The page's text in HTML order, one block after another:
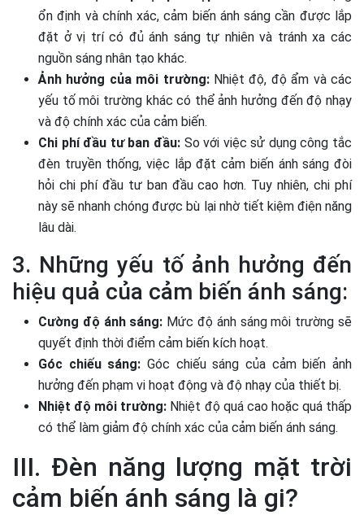
ổn định và chính xác, cảm biến ánh sáng cần được lắp
đặt ở vị trí có đủ ánh sáng tự nhiên và tránh xa các
nguồn sáng nhân tạo khác.
Ảnh hưởng của môi trường:Nhiệt độ, độ ẩm và các
yếu tố môi trường khác có thể ảnh hưởng đến độ nhạy
và độ chính xác của cảm biến.
Chi phí đầu tư ban đầu:So với việc sử dụng công tắc
đèn truyền thống, việc lắp đặt cảm biến ánh sáng đòi
hỏi chi phí đầu tư ban đầu cao hơn. Tuy nhiên, chi phí
này sẽ nhanh chóng được bù lại nhờ tiết kiệm điện năng
lâu dài.
3. Những yếu tố ảnh hưởng đến
hiệu quả của cảm biến ánh sáng:
Cường độ ánh sáng: Mức độ ánh sáng môi trường sẽ
quyết định thời điểm cảm biến kích hoạt.
Góc chiếu sáng: Góc chiếu sáng của cảm biến ảnh
hưởng đến phạm vi hoạt động và độ nhạy của thiết bị.
Nhiệt độ môi trường: Nhiệt độ quá cao hoặc quá thấp
có thể làm giảm độ chính xác của cảm biến ánh sáng.
III. Đèn năng lượng mặt trời
cảm biến ánh sáng là gi?